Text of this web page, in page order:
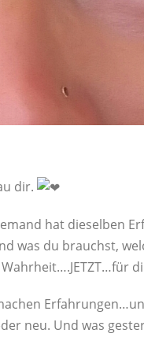
dir.
hat dieselben
was du brauchst,
neu. Und was